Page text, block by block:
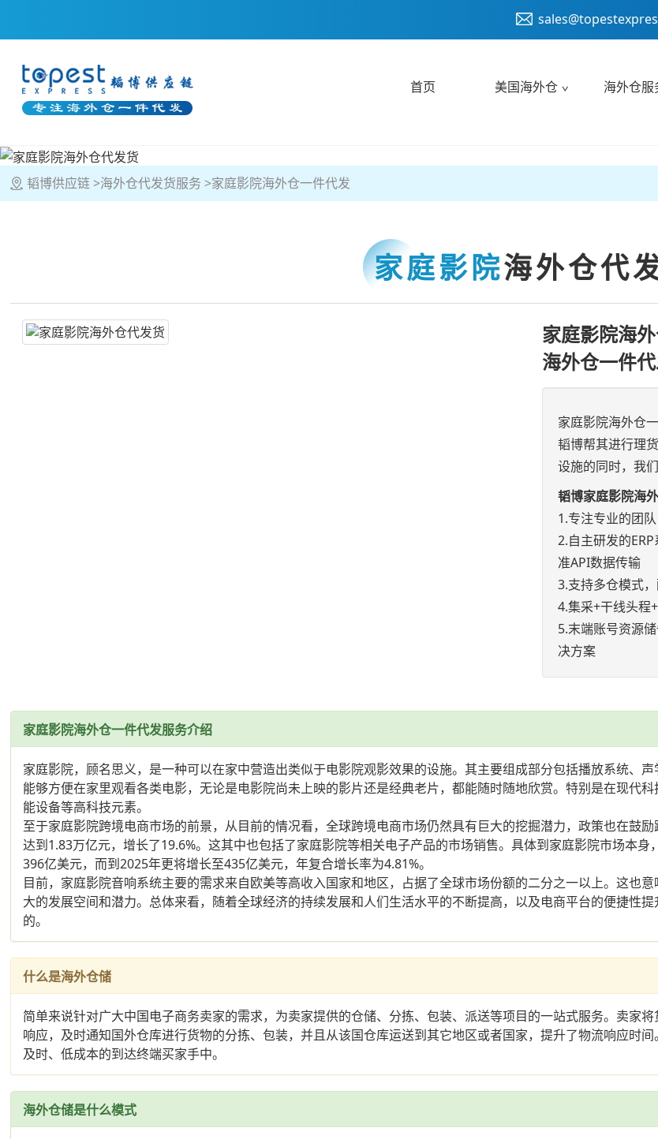
首页 美国海外仓 海外仓服
韬博供应链 海外仓代发货服务 家庭影院海外仓一件代发
家庭影院海外仓代
家庭影院海
海外仓一件
家庭影院海外仓
韬博帮其进行理
设施的同时，我
韬博家庭影院海
1.专注专业的团
2.自主研发的
准API数据传输
3.支持多仓模式
4.集采+干线头程
5.末端账号资源
决方案
家庭影院海外仓一件代发服务介绍
家庭影院，顾名思义，是一种可以在家中营造出类似于电影院观影效果的设施。其主要组成部分包括播放系统、
能够方便在家里观看各类电影，无论是电影院尚未上映的影片还是经典老片，都能随时随地欣赏。特别是在现代
能设备等高科技元素。
至于家庭影院跨境电商市场的前景，从目前的情况看，全球跨境电商市场仍然具有巨大的挖掘潜力，政策也在鼓
达到1.83万亿元，增长了19.6%。这其中也包括了家庭影院等相关电子产品的市场销售。具体到家庭影院市场本
396亿美元，而到2025年更将增长至435亿美元，年复合增长率为4.81%。
目前，家庭影院音响系统主要的需求来自欧美等高收入国家和地区，占据了全球市场份额的二分之一以上。这也
大的发展空间和潜力。总体来看，随着全球经济的持续发展和人们生活水平的不断提高，以及电商平台的便捷性
的。
什么是海外仓储
简单来说针对广大中国电子商务卖家的需求，为卖家提供的仓储、分拣、包装、派送等项目的一站式服务。卖家
响应，及时通知国外仓库进行货物的分拣、包装，并且从该国仓库运送到其它地区或者国家，提升了物流响应时
及时、低成本的到达终端买家手中。
海外仓储是什么模式